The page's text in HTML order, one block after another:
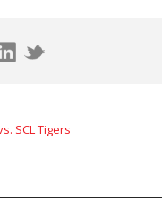
SCL Tigers